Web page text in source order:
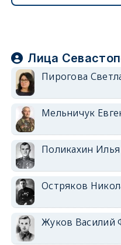
Лица
Пирогова
Мельничук
Поликахин
Остряков
Жуков Василий